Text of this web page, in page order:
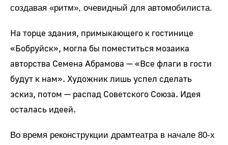
создавая «ритм», очевидный для автомобилиста.
На торце здания, примыкающего к гостинице
«Бобруйск», могла бы поместиться мозаика
авторства Семена Абрамова — «Все флаги в гости
будут к нам». Художник лишь успел сделать
эскиз, потом — распад Советского Союза. Идея
осталась идеей.
Во время реконструкции драмтеатра в начале 80-х